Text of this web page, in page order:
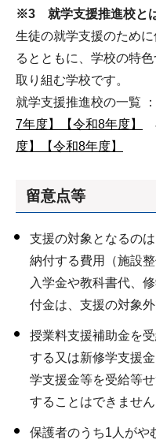
※3 就学支援推進校と
生徒の就学支援のため
るとともに、学校の特
取り組む学校です。
就学支援推進校の一覧
7年度】
【令和8年度】
度】
【令和8年度】
留意点等
支援の対象となるの
納付する費用（施設
⼊学⾦や教科書代、
付⾦は、⽀援の対象外
授業料支援補助金を
する又は新修学支援
学支援金等を受給等
することはできません
保護者のうち1人がや